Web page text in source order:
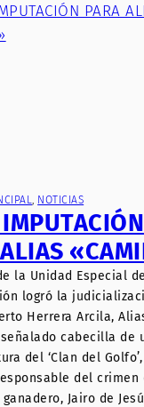
, NOTICIAS
la Unidad Especial de
logró la
Herrera Arcila,
cabecilla de
del ‘Clan del
del
Jairo de